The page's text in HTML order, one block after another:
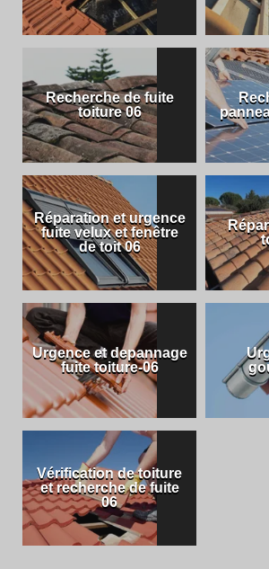
Recherche de fuite
toiture 06
Réparation et urgence
fuite velux et fenêtre
de toit 06
Urgence et depannage
fuite toiture-06
Vérification de toiture
et recherche de fuite
06